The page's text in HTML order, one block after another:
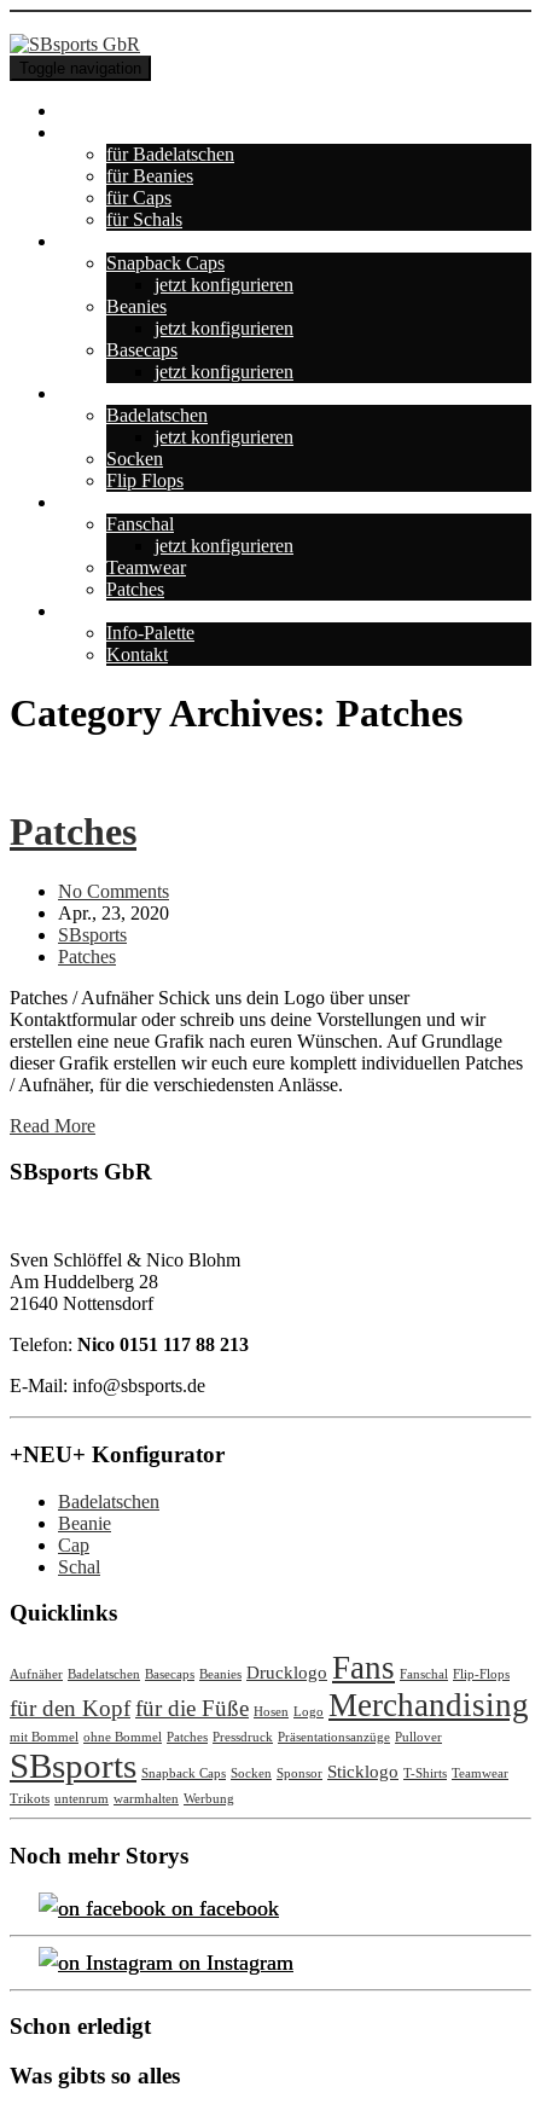
Toggle navigation
für Badelatschen
für Beanies
für Caps
für Schals
Snapback Caps
jetzt konfigurieren
Beanies
jetzt konfigurieren
Basecaps
jetzt konfigurieren
Badelatschen
jetzt konfigurieren
Socken
Flip Flops
Fanschal
jetzt konfigurieren
Teamwear
Patches
Info-Palette
Kontakt
Category Archives: Patches
Patches
No Comments
Apr., 23, 2020
SBsports
Patches
Patches / Aufnäher Schick uns dein Logo über unser
Kontaktformular oder schreib uns deine Vorstellungen und wir
erstellen eine neue Grafik nach euren Wünschen. Auf Grundlage
dieser Grafik erstellen wir euch eure komplett individuellen Patches
/ Aufnäher, für die verschiedensten Anlässe.
Read More
SBsports GbR
Sven Schlöffel & Nico Blohm
Am Huddelberg 28
21640 Nottensdorf
Telefon: Nico 0151 117 88 213
E-Mail: info@sbsports.de
+NEU+ Konfigurator
Badelatschen
Beanie
Cap
Schal
Quicklinks
Aufnäher Badelatschen Basecaps Beanies Drucklogo Fans Fanschal Flip-Flops
für den Kopffür die Füße Hosen Logo Merchandising
mit Bommel ohne Bommel Patches Pressdruck Präsentationsanzüge Pullover
SBsports Snapback Caps Socken Sponsor Sticklogo T-Shirts Teamwear
Trikots untenrum warmhalten Werbung
Noch mehr Storys
on facebook
on Instagram
Schon erledigt
Was gibts so alles